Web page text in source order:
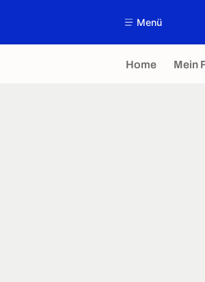
Menü
Home Mein